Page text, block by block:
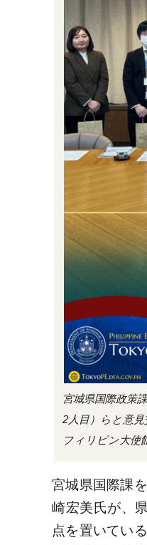
宮城県国際政策
2人目）らと意
フィリピン大使
宮城県国際課
崎宏美氏が、
点を置いてい